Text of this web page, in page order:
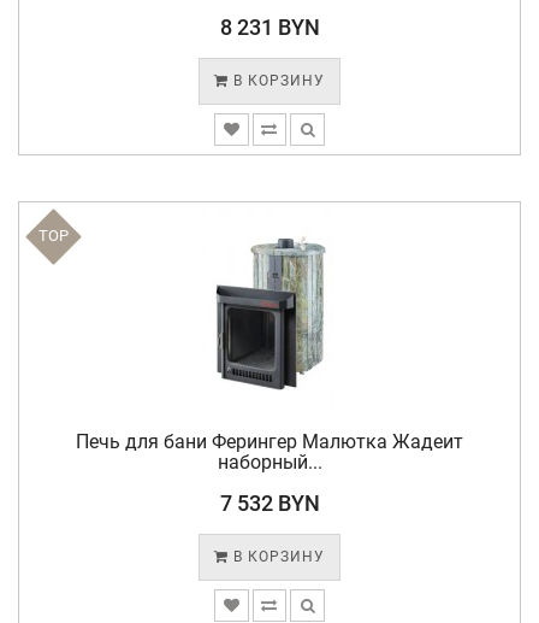
8 231 BYN
В КОРЗИНУ
TOP
Печь для бани Ферингер Малютка Жадеит
наборный...
7 532 BYN
В КОРЗИНУ